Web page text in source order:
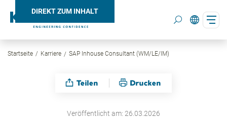
DIREKT ZUM INHALT
Startseite Karriere SAP Inhouse Consultant (WM/LE/IM)
Teilen Drucken
Veröffentlicht am: 26.03.2026